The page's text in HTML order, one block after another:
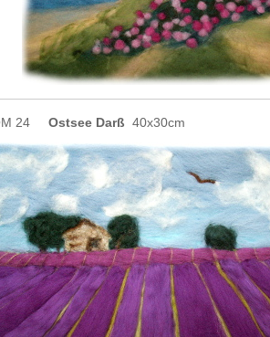
24Ostsee Darß40x30cm